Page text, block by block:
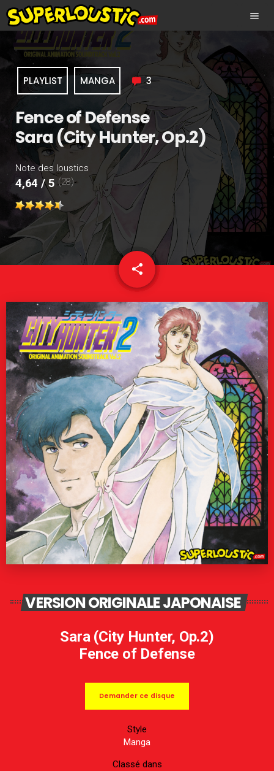
menu
PLAYLIST MANGA 3
Fence of Defense
Sara (City Hunter, Op.2)
Note des loustics
4,64 / 5 (28)
share
email
VERSION ORIGINALE JAPONAISE
Sara (City Hunter, Op.2)
Fence of Defense
Demander ce disque
Style
Manga
Classé dans